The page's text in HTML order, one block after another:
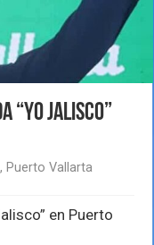
“Yo Jalisco”
, Puerto Vallarta
en Puerto